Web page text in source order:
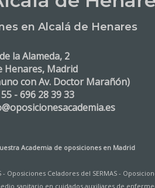
en Alcalá de Henares
la Alameda, 2
Henares, Madrid
con Av. Doctor Marañón)
- 696 28 39 33
Academia de oposiciones en Madrid
- Oposiciones Celadores del SERMAS-
sanitario en cuidados auxiliares de